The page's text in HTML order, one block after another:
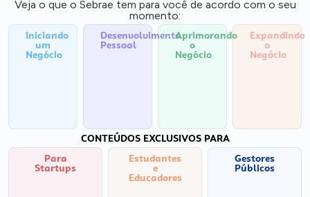
Veja o que o Sebrae tem para você de acordo com o seu
momento:
Iniciando
um
Negócio
Desenvolvimento
Pessoal
Aprimorando
o
Negócio
Expandindo
o
Negócio
CONTEÚDOS EXCLUSIVOS PARA
Para
Startups
Estudantes
e
Educadores
Gestores
Públicos